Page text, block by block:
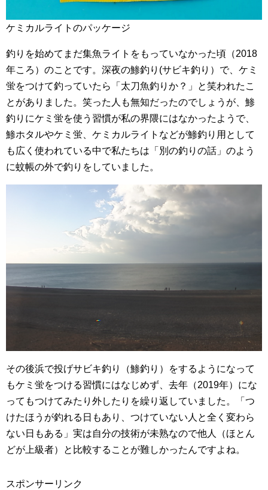
ケミカルライトのパッケージ
釣りを始めてまだ集魚ライトをもっていなかった頃（2018
年ころ）のことです。深夜の鯵釣り(サビキ釣り）で、ケミ
蛍をつけて釣っていたら「太刀魚釣りか？」と笑われたこ
とがありました。笑った人も無知だったのでしょうが、鯵
釣りにケミ蛍を使う習慣が私の界隈にはなかったようで、
鯵ホタルやケミ蛍、ケミカルライトなどが鯵釣り用として
も広く使われている中で私たちは「別の釣りの話」のよう
に蚊帳の外で釣りをしていました。
その後浜で投げサビキ釣り（鯵釣り）をするようになって
もケミ蛍をつける習慣にはなじめず、去年（2019年）にな
ってもつけてみたり外したりを繰り返していました。「つ
けたほうが釣れる日もあり、つけていない人と全く変わら
ない日もある」実は自分の技術が未熟なので他人（ほとん
どが上級者）と比較することが難しかったんですよね。
スポンサーリンク